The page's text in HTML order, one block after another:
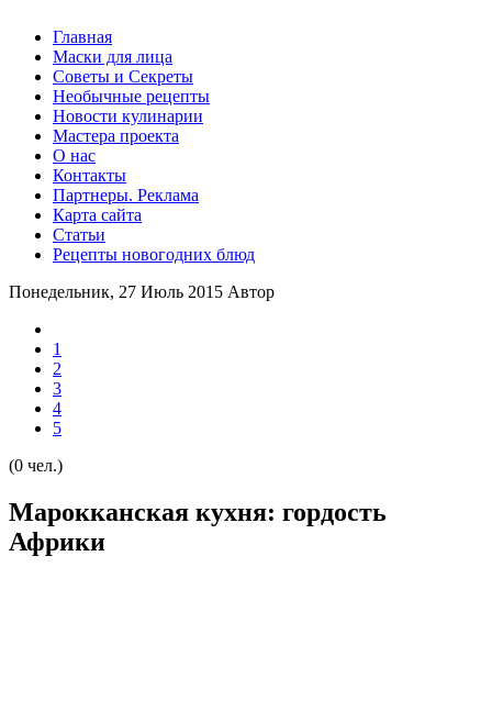
Главная
Маски для лица
Советы и Секреты
Необычные рецепты
Новости кулинарии
Мастера проекта
О нас
Контакты
Партнеры. Реклама
Карта сайта
Статьи
Рецепты новогодних блюд
Понедельник, 27 Июль 2015 Автор
1
2
3
4
5
(0 чел.)
Марокканская кухня: гордость
Африки